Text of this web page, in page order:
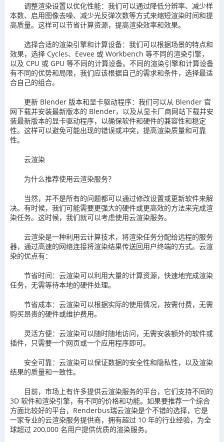
调整渲染设置以优化性能：我们可以通过降低分辨率、减少样
本数、启用图像去噪、减少光反弹次数等方式来缩短渲染时间和提
高质量。这样可以节省计算资源，提高渲染效率和效果。
选择合适的渲染引擎和计算设备：我们可以根据场景的特点和
效果，选择 Cycles、Eevee 或 Workbench 等不同的渲染引擎，
以及 CPU 或 GPU 等不同的计算设备。不同的渲染引擎和计算设备
有不同的优势和局限，我们应该根据自己的需求和条件，选择最适
合自己的组合。
更新 Blender 版本和显卡驱动程序：我们可以从 Blender 官
网下载并安装最新版本的 Blender，以及从显卡厂商网站下载并安
装最新版本的显卡驱动程序，以确保软件和硬件的兼容性和稳定
性。这样可以避免可能出现的错误或冲突，提高渲染质量和可靠
性。
云渲染
为什么推荐使用云渲染服务？
当然，并不是所有的问题都可以通过修改设置或更新软件来解
决。有时候，我们可能需要更强大的硬件或更高效的方法来完成渲
染任务。这时候，我们就可以考虑使用云渲染服务。
云渲染是一种利用云计算技术，将渲染任务分配给远程的服务
器，通过高速的网络连接将渲染结果传送回用户终端的方式。云渲
染的优点有：
节省时间：云渲染可以利用大量的计算资源，快速地完成渲染
任务，无需等待本地的硬件处理。
节省成本：云渲染可以根据实际的使用情况，按需付费，无需
购买昂贵的硬件或维护费用。
灵活方便：云渲染可以随时随地访问，无需安装额外的软件或
插件，只需要一个网页或一个应用程序即可。
安全可靠：云渲染可以保证数据的安全性和隐私性，以及渲染
结果的质量和一致性。
目前，市场上有许多提供云渲染服务的平台，它们支持不同的
3D 软件和渲染引擎，有不同的价格和功能。如果要推荐一个综合
方面比较好的平台，Renderbus瑞云渲染是个不错的选择，它是
一家专业的云渲染服务提供商，拥有超过 10 年的行业经验，为全
球超过 200,000 名用户提供优质的渲染服务。